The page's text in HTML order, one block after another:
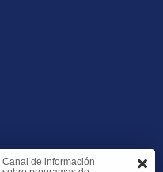
Canal de información